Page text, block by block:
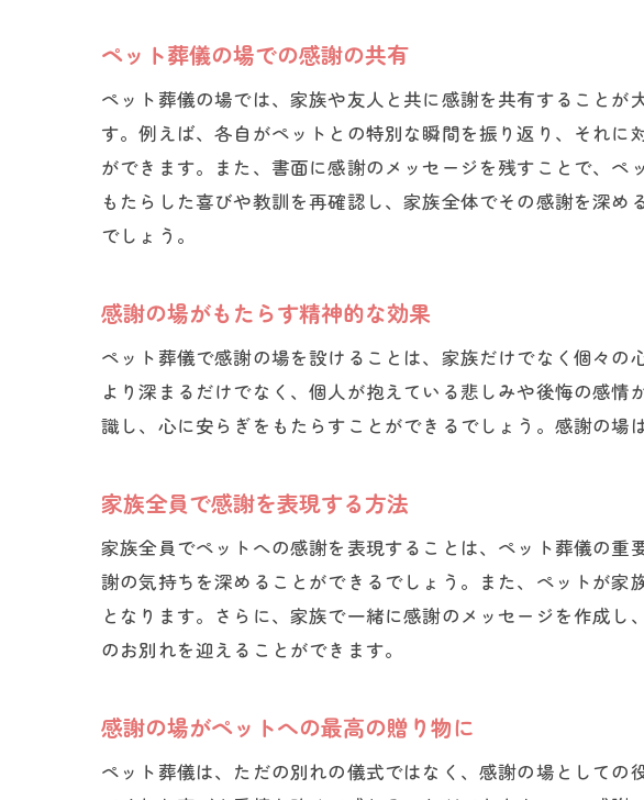
ペット葬儀の場での感謝の共有
ペット葬儀の場では、家族や友人と共に感謝を共有すること
す。例えば、各自がペットとの特別な瞬間を振り返り、それ
ができます。また、書面に感謝のメッセージを残すことで、
もたらした喜びや教訓を再確認し、家族全体でその感謝を深
でしょう。
感謝の場がもたらす精神的な効果
ペット葬儀で感謝の場を設けることは、家族だけでなく個々
より深まるだけでなく、個人が抱えている悲しみや後悔の感
識し、心に安らぎをもたらすことができるでしょう。感謝の場
家族全員で感謝を表現する方法
家族全員でペットへの感謝を表現することは、ペット葬儀の
謝の気持ちを深めることができるでしょう。また、ペットが
となります。さらに、家族で一緒に感謝のメッセージを作成
のお別れを迎えることができます。
感謝の場がペットへの最高の贈り物に
ペット葬儀は、ただの別れの儀式ではなく、感謝の場として